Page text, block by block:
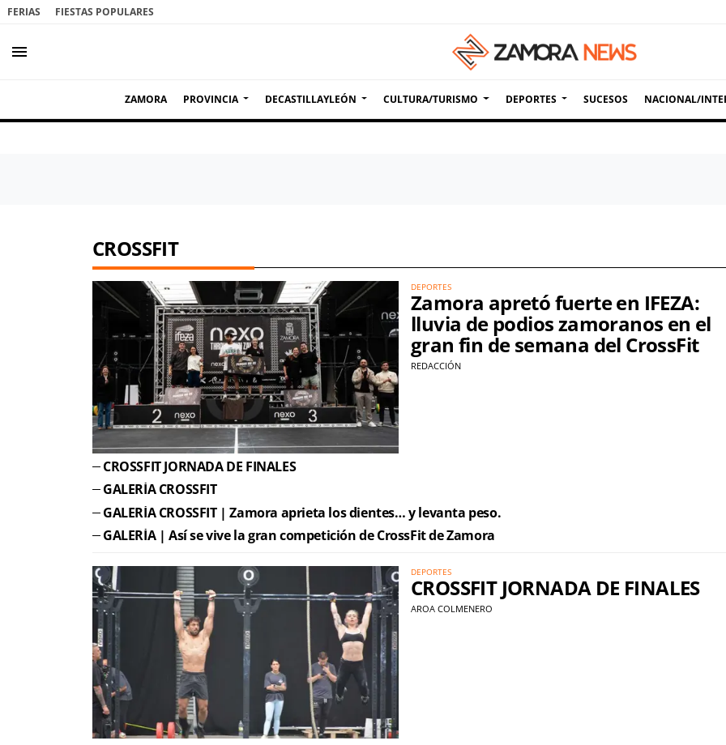
FERIAS FIESTAS POPULARES
menu
ZAMORA PROVINCIA DECASTILLAYLEÓN CULTURA/TURISMO DEPORTES SUCESOS NACIONAL/
CROSSFIT
DEPORTES
Zamora apretó fuerte en IFEZA:
lluvia de podios zamoranos en el
gran fin de semana del CrossFit
REDACCIÓN
CROSSFIT JORNADA DE FINALES
GALERÍA CROSSFIT
GALERÍA CROSSFIT | Zamora aprieta los dientes… y levanta peso.
GALERÍA | Así se vive la gran competición de CrossFit de Zamora
DEPORTES
CROSSFIT JORNADA DE FINALES
AROA COLMENERO